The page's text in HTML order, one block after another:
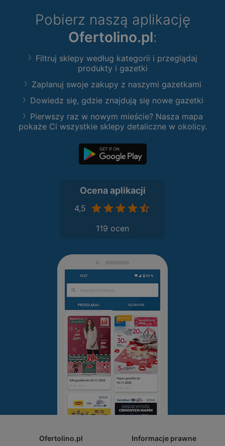
Pobierz naszą aplikację
Ofertolino.pl:
Filtruj sklepy według kategorii i przeglądaj
produkty i gazetki
Zaplanuj swoje zakupy z naszymi gazetkami
Dowiedz się, gdzie znajdują się nowe gazetki
Pierwszy raz w nowym mieście? Nasza mapa
pokaże Ci wszystkie sklepy detaliczne w okolicy.
Ocena aplikacji
4,5
119 ocen
Ofertolino.pl Informacje prawne